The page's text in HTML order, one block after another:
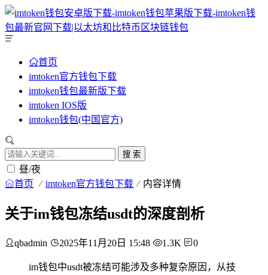
首页
imtoken官方钱包下载
imtoken钱包最新版下载
imtoken IOS版
imtoken钱包(中国官方)
搜 索
昼/夜
首页 imtoken官方钱包下载 内容详情
关于im钱包冻结usdt的深度剖析
qbadmin 2025年11月20日 15:48 1.3K 0
im钱包中usdt被冻结可能涉及多种复杂原因，从技